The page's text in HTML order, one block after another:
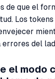
de que el
Los
errores del
el modo